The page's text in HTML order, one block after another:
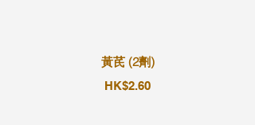
黃芪 (2劑)
HK$2.60